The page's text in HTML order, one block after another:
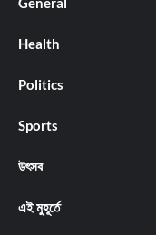
Health
Politics
Sports
উৎসব
এই মুহূর্তে